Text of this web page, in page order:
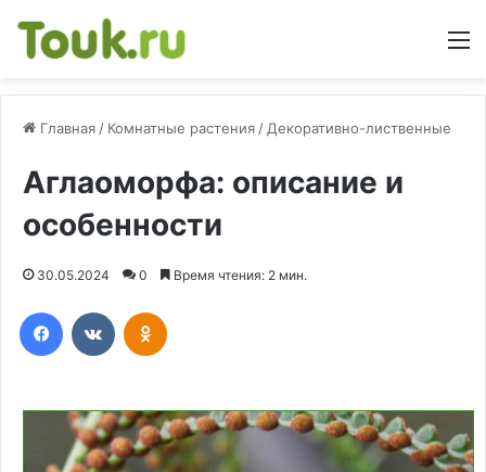
Главная / Комнатные растения / Декоративно-лиственные
Аглаоморфа: описание и
особенности
30.05.2024 0 Время чтения: 2 мин.